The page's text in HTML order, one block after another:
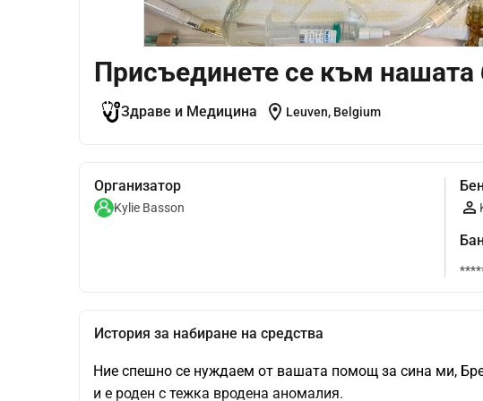
Присъединете се към нашата
Здраве и Медицина location_on Leuven, Belgium
Организатор
Kylie Basson
История за набиране на средства
Ние спешно се нуждаем от вашата помощ за сина ми,
и е роден с тежка вродена аномалия.